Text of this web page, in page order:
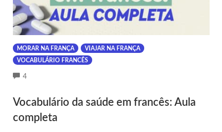
MORAR NA FRANÇA
VIAJAR NA FRANÇA
VOCABULÁRIO FRANCÊS
4COMMENTS
Vocabulário da saúde em francês: Aula
completa